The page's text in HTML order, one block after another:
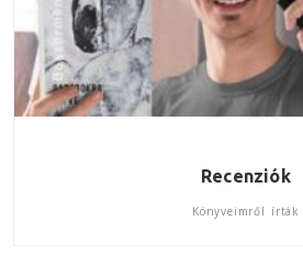
Recenziók
Könyveimről írták